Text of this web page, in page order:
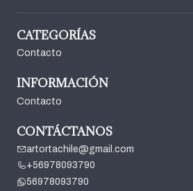
CATEGORÍAS
Contacto
INFORMACIÓN
Contacto
CONTÁCTANOS
artortachile@gmail.com
+56978093790
56978093790